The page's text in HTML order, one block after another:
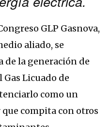
GLP Gasnova,
aliado, se
la generación de
Licuado de
como un
compita con otros